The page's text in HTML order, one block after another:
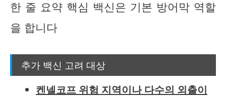
한 줄 요약 핵심 백신은 기본 방어막 역할
을 합니다
추가 백신 고려 대상
켄넬코프 위험 지역이나 다수의 외출이